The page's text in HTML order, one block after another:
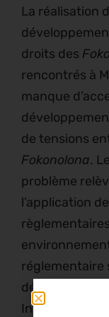
La réalisation
droits des
rencontrés à
manque
de tensions
Fokonolona.
problème
l’application
réglementaire
décret MECIE